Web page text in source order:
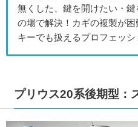
無くした、鍵を開けたい・
の場で解決！カギの複製が
キーでも扱えるプロフェッシ
プリウス20系後期型：